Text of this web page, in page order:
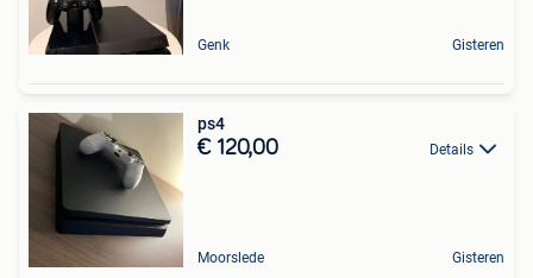
Genk Gisteren
ps4
€ 120,00 Details
Moorslede Gisteren